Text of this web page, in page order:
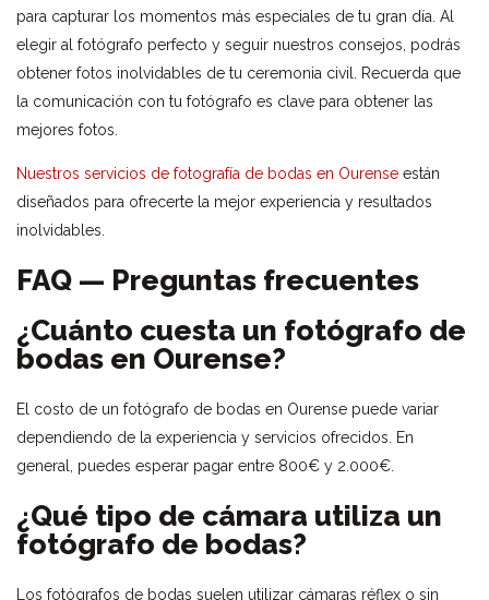
para capturar los momentos más especiales de tu gran día. Al
elegir al fotógrafo perfecto y seguir nuestros consejos, podrás
obtener fotos inolvidables de tu ceremonia civil. Recuerda que
la comunicación con tu fotógrafo es clave para obtener las
mejores fotos.
Nuestros servicios de fotografía de bodas en Ourense están
diseñados para ofrecerte la mejor experiencia y resultados
inolvidables.
FAQ — Preguntas frecuentes
¿Cuánto cuesta un fotógrafo de
bodas en Ourense?
El costo de un fotógrafo de bodas en Ourense puede variar
dependiendo de la experiencia y servicios ofrecidos. En
general, puedes esperar pagar entre 800€ y 2.000€.
¿Qué tipo de cámara utiliza un
fotógrafo de bodas?
Los fotógrafos de bodas suelen utilizar cámaras réflex o sin